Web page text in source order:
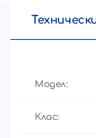
Модел:
Клас: